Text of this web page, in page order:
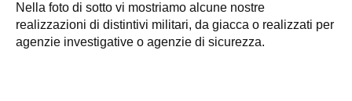
Nella foto di sotto vi mostriamo alcune nostre
realizzazioni di distintivi militari, da giacca o realizzati per
agenzie investigative o agenzie di sicurezza.